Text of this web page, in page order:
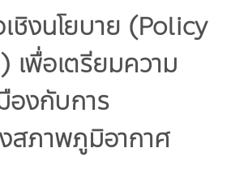
และเกียรติประวัติ
กองทุน
ดร.ธีระ พันธุมวนิช
าพกับสภาวะโลกร้อน
ชิงนโยบาย (Policy
พื่อเตรียมความ
องกับการ
สภาพภูมิอากาศ